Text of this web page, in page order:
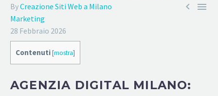
 
ByCreazione Siti Web a Milano
Marketing
28 Febbraio 2026
Contenuti[mostra]
AGENZIA DIGITAL MILANO: